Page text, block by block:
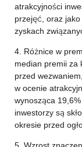
atrakcyjności
przejęć, oraz
zyskach
4. Różnice w
median premii za
przed
w ocenie
wynosząca
inwestorzy są
okresie przed